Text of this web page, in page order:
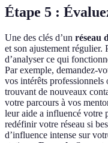
Étape 5 :
Une des clés d’un réseau
et son ajustement régulier.
d’analyser ce qui
Par exemple, demandez-
vos intérêts
trouvant de nouveaux
votre parcours à vos
leur aide a influencé votre
redéfinir votre réseau si
d’influence intense sur